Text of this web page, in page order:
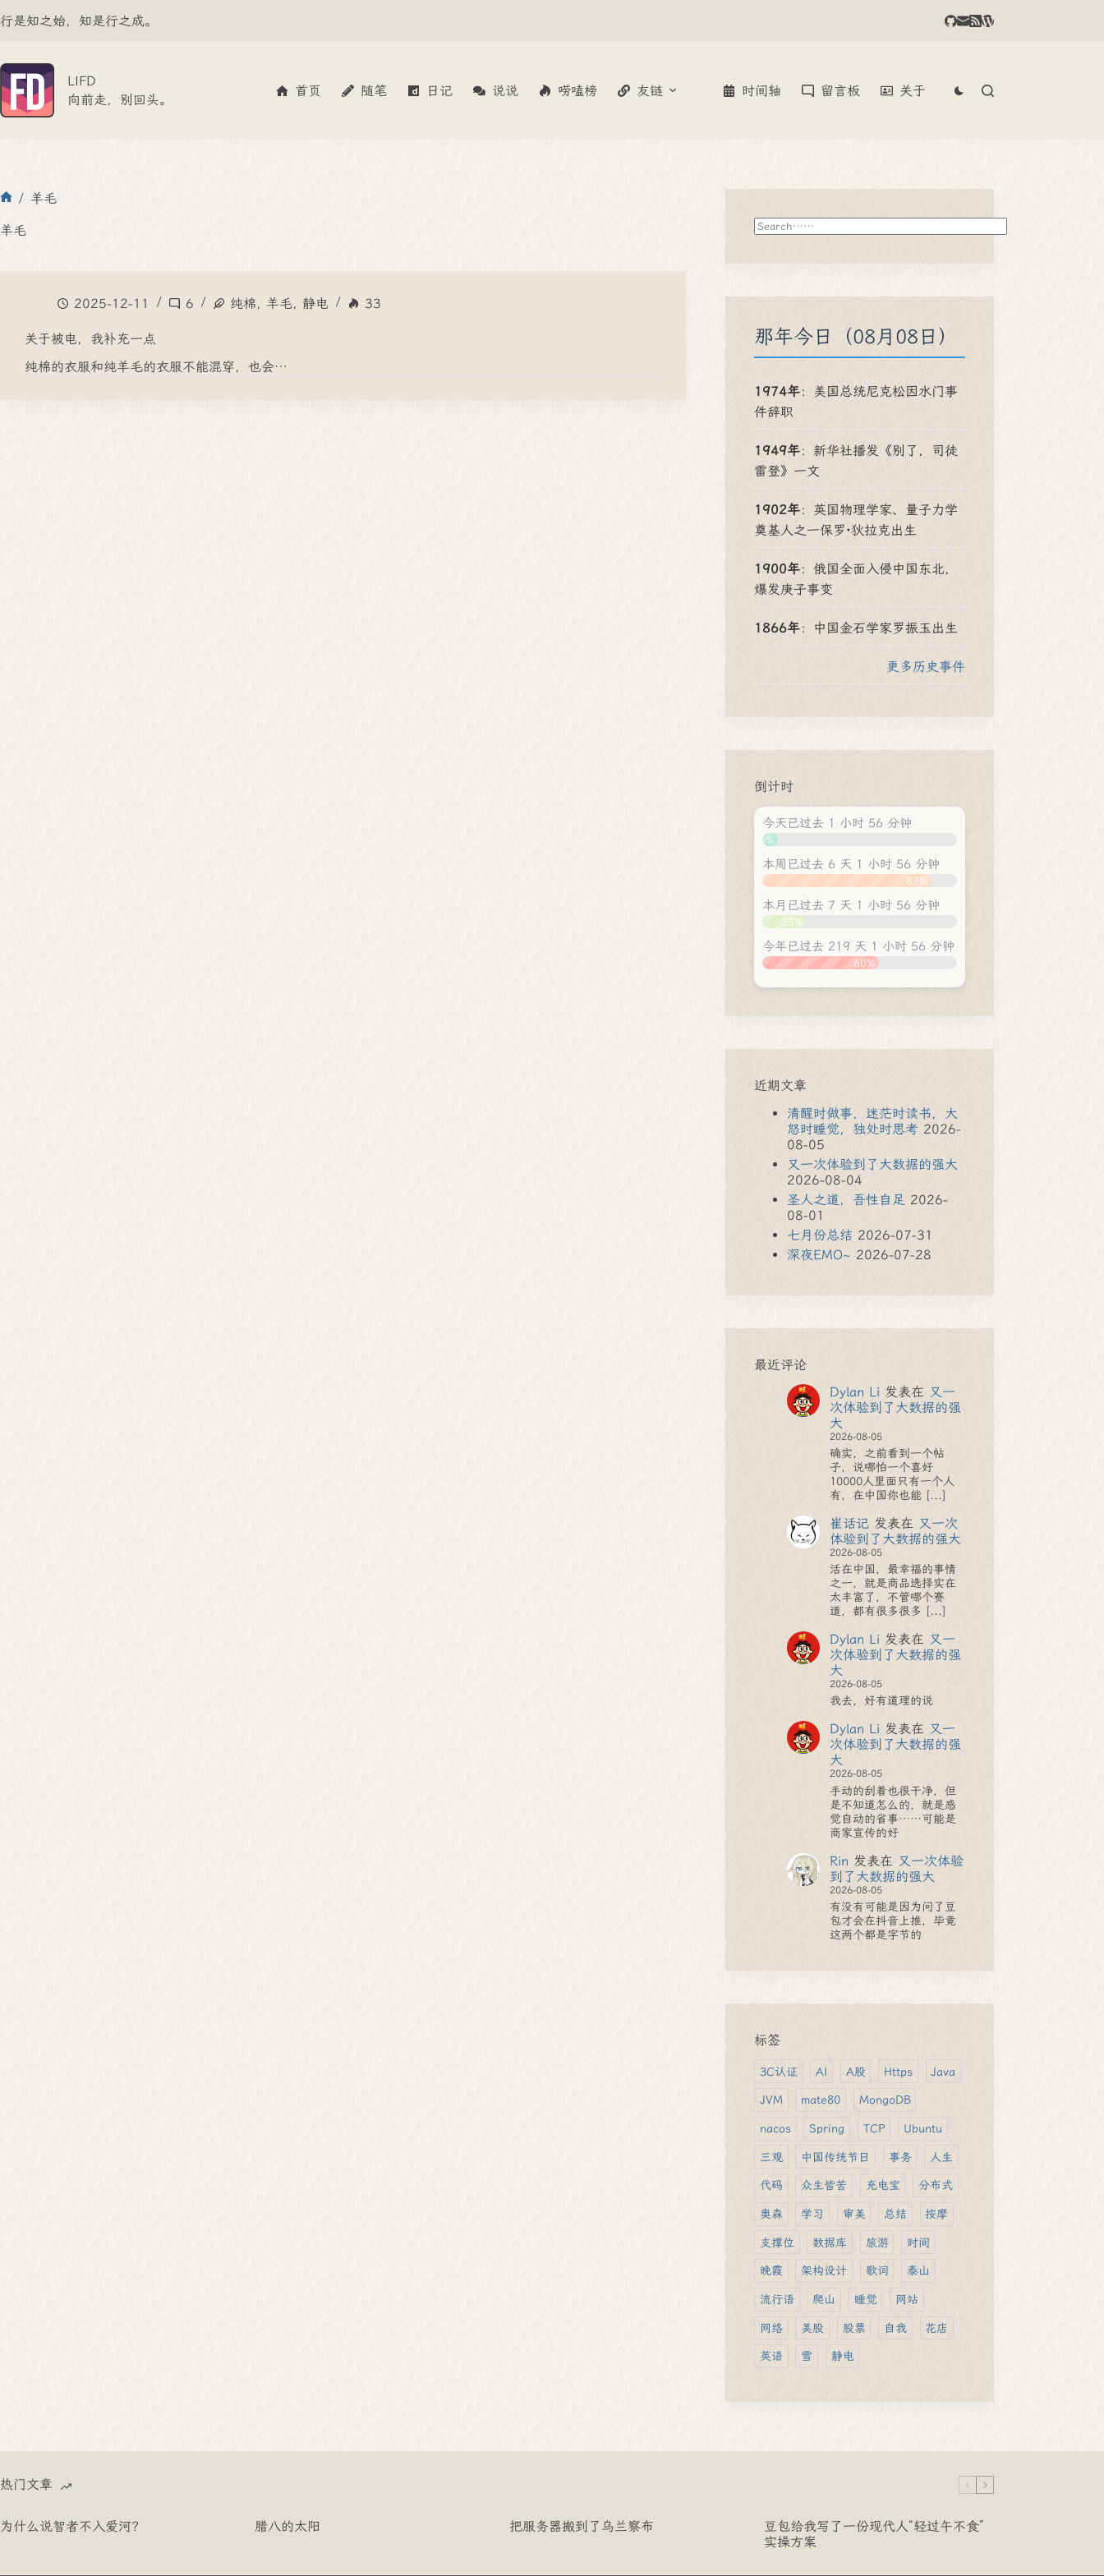
至
行是知之始，知是行之成。
LIFD
向前走，别回头。
首页 随笔 日记 说说 唠嗑榜 友链 时间轴 留言板 关于
页
/ 羊毛
羊毛
2025-12-11 6 纯棉, 羊毛, 静电 33
关于被电，我补充一点
纯棉的衣服和纯羊毛的衣服不能混穿，也会…
搜
索
那年今日（08月08日）
1974年： 美国总统尼克松因水门事
件辞职
1949年： 新华社播发《别了，司徒
雷登》一文
1902年： 英国物理学家、量子力学
奠基人之一保罗·狄拉克出生
1900年：俄国全面入侵中国东北，
爆发庚子事变
1866年： 中国金石学家罗振玉出生
更多历史事件
倒计时
今天已过去 1 小时 56 分钟
8%
本周已过去 6 天 1 小时 56 分钟
87%
本月已过去 7 天 1 小时 56 分钟
23%
今年已过去 219 天 1 小时 56 分钟
60%
近期文章
清醒时做事，迷茫时读书，大
怒时睡觉，独处时思考 2026-
08-05
又一次体验到了大数据的强大
2026-08-04
圣人之道，吾性自足 2026-
08-01
七月份总结 2026-07-31
深夜EMO~ 2026-07-28
最近评论
Dylan Li 发表在 又一
次体验到了大数据的强
大
2026-08-05
确实，之前看到一个帖
子，说哪怕一个喜好
10000人里面只有一个人
有，在中国你也能 [...]
崔话记 发表在 又一次
体验到了大数据的强大
2026-08-05
活在中国，最幸福的事情
之一，就是商品选择实在
太丰富了，不管哪个赛
道，都有很多很多 [...]
Dylan Li 发表在 又一
次体验到了大数据的强
大
2026-08-05
我去，好有道理的说
Dylan Li 发表在 又一
次体验到了大数据的强
大
2026-08-05
手动的刮着也很干净，但
是不知道怎么的，就是感
觉自动的省事……可能是
商家宣传的好
Rin 发表在 又一次体验
到了大数据的强大
2026-08-05
有没有可能是因为问了豆
包才会在抖音上推，毕竟
这两个都是字节的
标签
3C认证 AI A股 Https Java
JVM mate80 MongoDB
nacos Spring TCP Ubuntu
三观 中国传统节日 事务 人生
代码 众生皆苦 充电宝 分布式
奥森 学习 审美 总结 按摩
支撑位 数据库 旅游 时间
晚霞 架构设计 歌词 泰山
流行语 爬山 睡觉 网站
网络 美股 股票 自我 花店
英语 雪 静电
热门文章
为什么说智者不入爱河？ 腊八的太阳 把服务器搬到了乌兰察布
豆包给我写了一份现代人“轻过午不食”
实操方案